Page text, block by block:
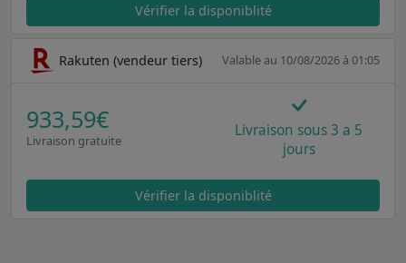
Vérifier la disponiblité
Rakuten (vendeur tiers) Valable au 10/08/2026 à 01:05
933,59€
Livraison gratuite
Livraison sous 3 a 5
jours
Vérifier la disponiblité